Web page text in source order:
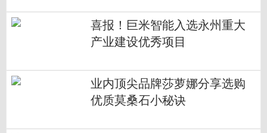
喜报！巨米智能入选永州重大
产业建设优秀项目
业内顶尖品牌莎萝娜分享选购
优质莫桑石小秘诀